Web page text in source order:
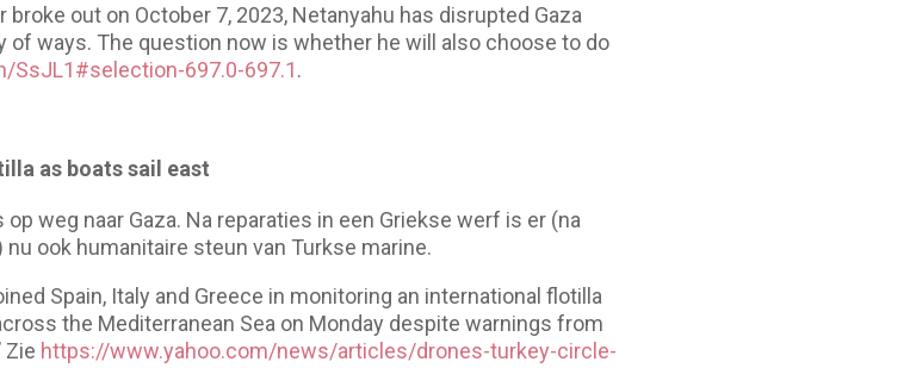
out on October 7, 2023, Netanyahu has disrupted Gaza
of ways. The question now is whether he will also choose to do
SsJL1#selection-697.0-697.1.
as boats sail east
weg naar Gaza. Na reparaties in een Griekse werf is er (na
ook humanitaire steun van Turkse marine.
Spain, Italy and Greece in monitoring an international flotilla
the Mediterranean Sea on Monday despite warnings from
Zie https://www.yahoo.com/news/articles/drones-turkey-circle-